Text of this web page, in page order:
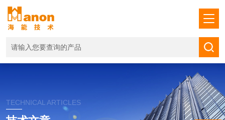
TECHNICAL ARTICLES